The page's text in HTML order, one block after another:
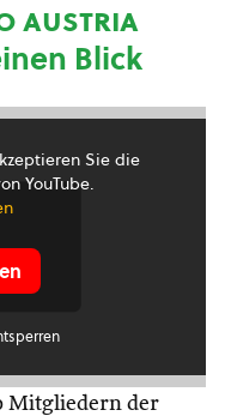
austria
Blick
Sie die
YouTube.
Mitgliedern der